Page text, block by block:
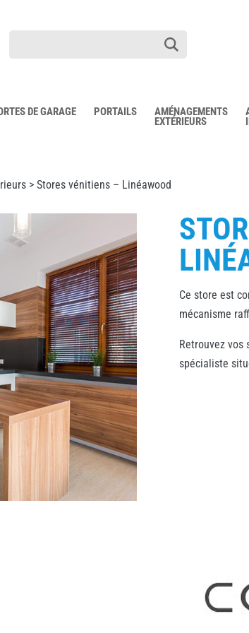
DE GARAGE PORTAILS AMÉNAGEMENTS
EXTÉRIEURS
> Stores vénitiens – Linéawood
Ce store est
mécanisme
Retrouvez vos
spécialiste